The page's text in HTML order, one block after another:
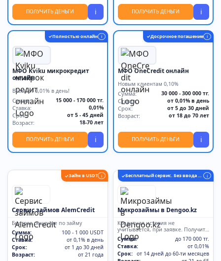
ПОЛУЧИТЬ ДЕНЬГИ i ПОЛУЧИТЬ ДЕНЬГИ i
✓Полностью онлайн i
МФО Kviku микрокредит
онлайн
Всего от 0,01% в день!
Сумма: 15 000 - 170 000 тг.
Ставка: 0,01%
Срок: от 5 - 45 дней
Возраст: 18-70 лет
ПОЛУЧИТЬ ДЕНЬГИ i
✓Досрочное погашение i
МФО OneCredit онлайн
Новым клиентам 0,10%
Сумма: 30 000 - 300 000 тг.
Ставка: от 0,01% в день
Срок: от 5 до 30 дней
Возраст: от 18 до 70 лет
ПОЛУЧИТЬ ДЕНЬГИ i
✓Займ в USDT i
Сервис займов AlemCredit
Быстрое решение по займу
Сумма:
100 - 1 000 USDT
Ставка:
от 0,1% в день
Срок:
от 1 до 30 дней
Возраст:
от 21 года
✓ Бесплатный сервис. Без ввода карты i
Микрозаймы в Dengoo.kz
Кредитная история не
учитывается, при заявке. Получите
первый займ бесплатно
Сумма:
до 170 000 тг.
Ставка:
от 0,01%
Срок: от 14 дней до 60-ти месяцев